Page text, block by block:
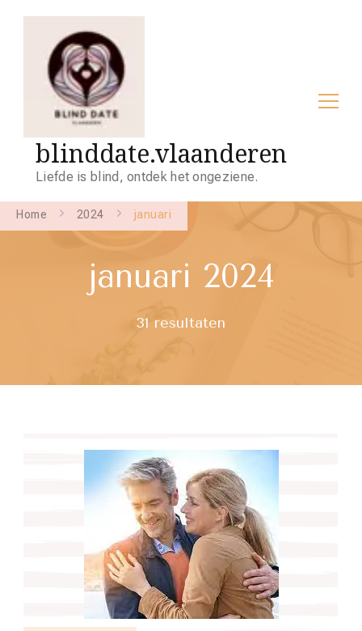
blinddate.vlaanderen
Liefde is blind, ontdek het ongeziene.
Home 2024 januari
januari 2024
31 resultaten